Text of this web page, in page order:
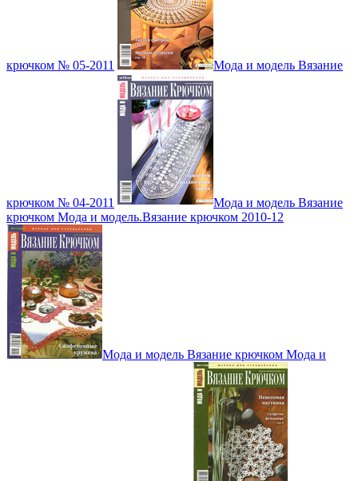
крючком № 05-2011 Мода и модель Вязание
крючком № 04-2011
Мода и модель Вязание
крючком Мода и модель.Вязание крючком 2010-12
Мода и модель Вязание крючком Мода и